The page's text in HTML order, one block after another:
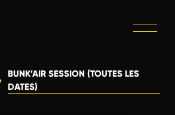
BUNK’AIR SESSION (TOUTES LES
DATES)